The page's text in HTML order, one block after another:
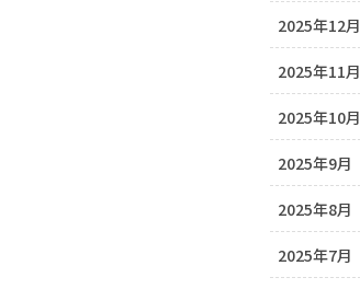
2025年12月
2025年11月
2025年10月
2025年9月
2025年8月
2025年7月